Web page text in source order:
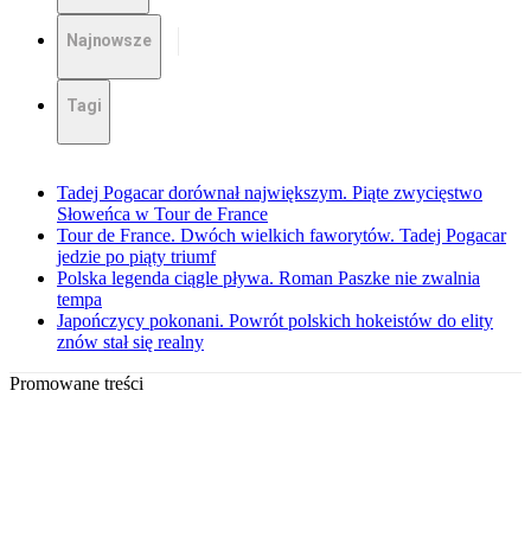
Najnowsze
Tagi
Tadej Pogacar dorównał największym. Piąte zwycięstwo
Słoweńca w Tour de France
Tour de France. Dwóch wielkich faworytów. Tadej Pogacar
jedzie po piąty triumf
Polska legenda ciągle pływa. Roman Paszke nie zwalnia
tempa
Japończycy pokonani. Powrót polskich hokeistów do elity
znów stał się realny
Promowane treści